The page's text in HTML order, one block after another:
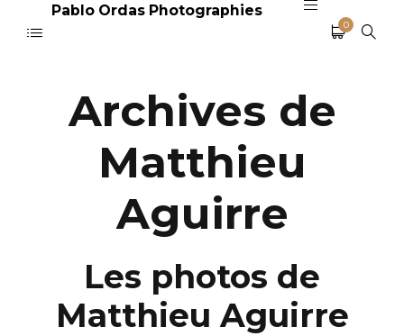
Pablo Ordas Photographies
0
Archives de
Matthieu
Aguirre
Les photos de
Matthieu Aguirre